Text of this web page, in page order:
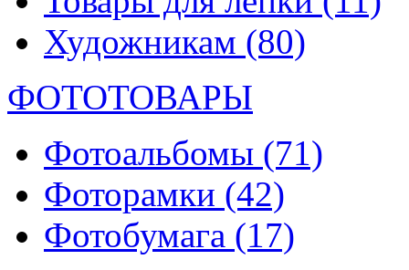
Художникам (80)
ФОТОТОВАРЫ
Фотоальбомы (71)
Фоторамки (42)
Фотобумага (17)